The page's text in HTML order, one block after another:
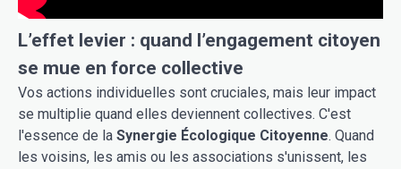
L’effet levier : quand l’engagement citoyen
se mue en force collective
Vos actions individuelles sont cruciales, mais leur impact
se multiplie quand elles deviennent collectives. C'est
l'essence de la Synergie Écologique Citoyenne. Quand
les voisins, les amis ou les associations s'unissent, les